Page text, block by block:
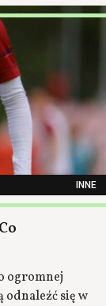
INNE
ogromnej
się w